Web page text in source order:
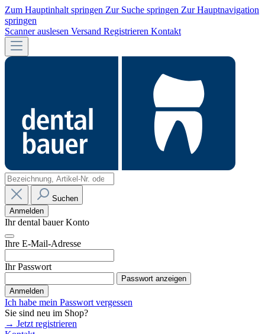
Zum Hauptinhalt springen Zur Suche springen Zur Hauptnavigation
springen
Scanner auslesen Versand Registrieren Kontakt
Suchen
Anmelden
Ihr dental bauer Konto
Ihre E-Mail-Adresse
Ihr Passwort
Passwort anzeigen
Anmelden
Ich habe mein Passwort vergessen
Sie sind neu im Shop?
→ Jetzt registrieren